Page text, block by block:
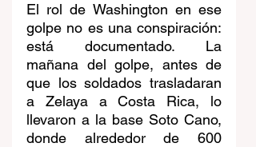
El rol de Washington en ese
golpe no es una conspiración:
está documentado. La
mañana del golpe, antes de
que los soldados trasladaran
a Zelaya a Costa Rica, lo
llevaron a la base Soto Cano,
donde alrededor de 600